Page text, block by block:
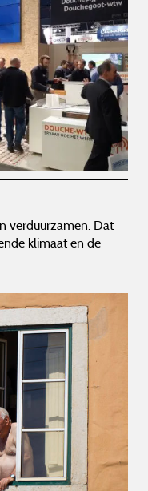
verduurzamen. Dat
klimaat en de